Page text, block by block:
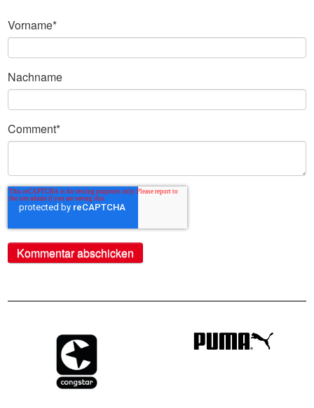
Vorname*
Nachname
Comment*